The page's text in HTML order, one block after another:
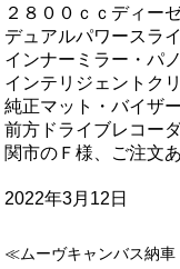
２８００ｃｃディー
デュアルパワースラ
インナーミラー・パ
インテリジェントク
純正マット・バイザ
前方ドライブレコー
関市のＦ様、ご注文
2022年3月12日
≪ムーヴキャンバス納車